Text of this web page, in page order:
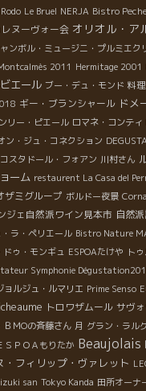
特に、今夜は大切なお客
松で合流するという大切
ッシャーもあった。事
け本番だったからだ。
Akikoさんに、参加者の
の“喜び”に溢れていた
心から嬉しそうだった
ん！！ 本当にありがと
います。 伊
Le Bruel NERJA Bistro
ヌーヴォー会 オリオル・ア
ンボル・ミュージニ・プルミエク
2011 Hermitage 2001
エール ブー・デュ・モンド 料
ギー・ブランシャール ドメ
リー・ピエール ロマネ・コンティ
ン・ジュ・コネクション
コスタドール・フォアン 川村さん
ーム restaurent La Casa del
ザミグループ ボルドー夜景
ジェ自然派ワイン見本市 自然
ラ・ペリエール Bistro Nature
ドゥ・モンギュ ESPOAたけや ト
Symphonie
ョルジュ・ルマリエ Prime Senso
トロワザムール サヴ
ＢＭОの斉藤さん 月 グラン・ラル
ＳＰＯＡもりたか Beaujolais
・フィリップ・ヴァレット
san Tokyo Kanda 田所オーナ